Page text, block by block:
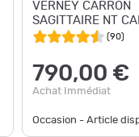
VERNEY CARRON
SAGITTAIRE NT
(90)
790,00 €
Achat Immédiat
Occasion - Article